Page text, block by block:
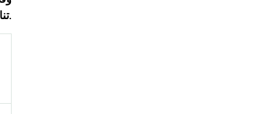
تنامي القلق داخل أسواق الطاقة الأوروبية من اتساع نطاق التوترات في الشرق الأوسط.